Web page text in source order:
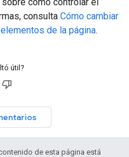
consulta Cómo cambiar
de la página.
útil?
de esta página está